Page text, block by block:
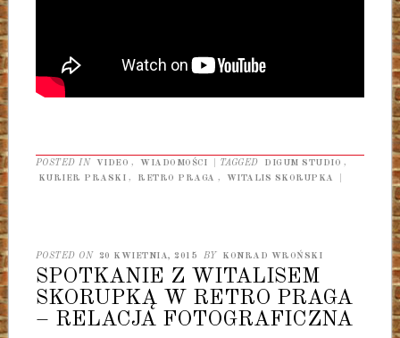
POSTED IN VIDEO , WIADOMOŚCI TAGGED DIGUM STUDIO ,
KURIER PRASKI , RETRO PRAGA , WITALIS SKORUPKA
POSTED ON 20 KWIETNIA, 2015 BY KONRAD WROŃSKI
SPOTKANIE Z WITALISEM
SKORUPKĄ W RETRO PRAGA
– RELACJA FOTOGRAFICZNA